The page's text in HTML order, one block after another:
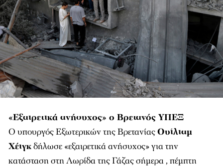
«Εξαιρετικά ανήσυχος» ο Βρετανός ΥΠΕΞ
Ο υπουργός Εξωτερικών της ΒρετανίαςΟυίλιαμ
Χέιγκδήλωσε «εξαιρετικά ανήσυχος» για την
κατάσταση στη Λωρίδα της Γάζας σήμερα , πέμπτη